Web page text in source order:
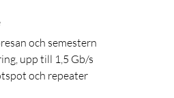
och semestern
upp till 1,5 Gb/s
och repeater